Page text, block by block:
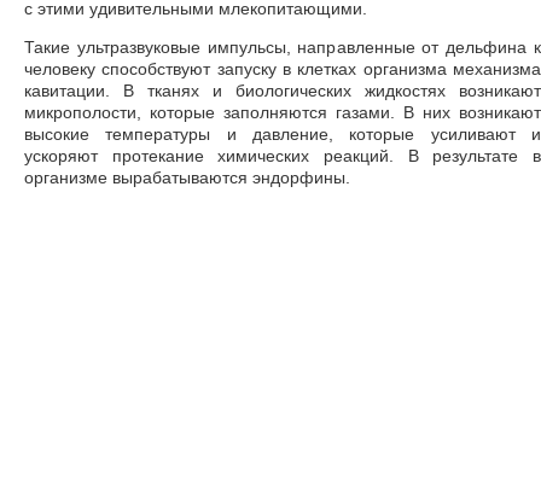
с этими удивительными млекопитающими.
Такие ультразвуковые импульсы, направленные от дельфина к
человеку способствуют запуску в клетках организма механизма
кавитации. В тканях и биологических жидкостях возникают
микрополости, которые заполняются газами. В них возникают
высокие температуры и давление, которые усиливают и
ускоряют протекание химических реакций. В результате в
организме вырабатываются эндорфины.